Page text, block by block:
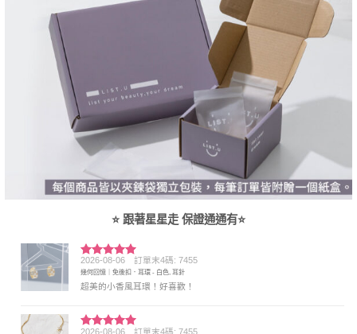
⭐ 跟著星星走 保證通通有⭐
評分5 滿
分 5
2026-08-06 訂單末4碼: 7455
幾何回憶｜免後扣．耳環 - 白色, 耳針
超美的小香風耳環！好喜歡！
2026-08-06 訂單末4碼: 7455